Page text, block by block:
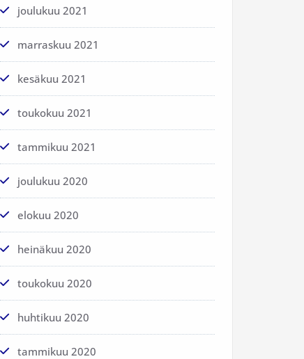
joulukuu 2021
marraskuu 2021
kesäkuu 2021
toukokuu 2021
tammikuu 2021
joulukuu 2020
elokuu 2020
heinäkuu 2020
toukokuu 2020
huhtikuu 2020
tammikuu 2020